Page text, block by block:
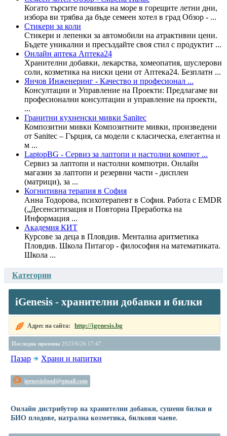
Когато търсите почивка на море в горещите летни дни,
избора ви трябва да бъде семеен хотел в град Обзор - ...
Стикери за коли
Стикери и лепенки за автомобили на атрактивни цени.
Бъдете уникални и пресъздайте своя стил с продуктит ...
Онлайн аптека Аптека24
Хранителни добавки, лекарства, хомеопатия, шуслерови
соли, козметика на ниски цени от Аптека24. Безплатн ...
Янчов Инженеринг - Качество и професионал ...
Консултации и Управление на Проекти: Предлагаме ви
професионални консултации и управление на проекти,
...
Гранитни кухненски мивки Sanitec
Композитни мивки Композитните мивки, произведени
от Sanitec – Гърция, са модели с класическа, елегантна и
м ...
LaptopBG - Сервиз за лаптопи и настолни компют ...
Сервиз за лаптопи и настолни компютри. Онлайн
магазин за лаптопи и резервни части - дисплеи
(матрици), за ...
Когнитивна терапия в София
Анна Тодорова, психотерапевт в София. Работа с EMDR
(„Десенситизация и Повторна Преработка на
Информация ...
Академия КИТ
Курсове за деца в Пловдив. Ментална аритметика
Пловдив. Школа Питагор - философия на математиката.
Школа ...
Категории
iGenesis - хранителни добавки и билки
Адрес на сайта: http://igenesis.bg
Последна промяна 2023/6/26 17:47
Пазар Храни и напитки
igenesisfood@gmail.com
Онлайн дистрибутор на хранителни добавки, сушени билки и
БИО плодове, натрална козметика, билкови чаеве.